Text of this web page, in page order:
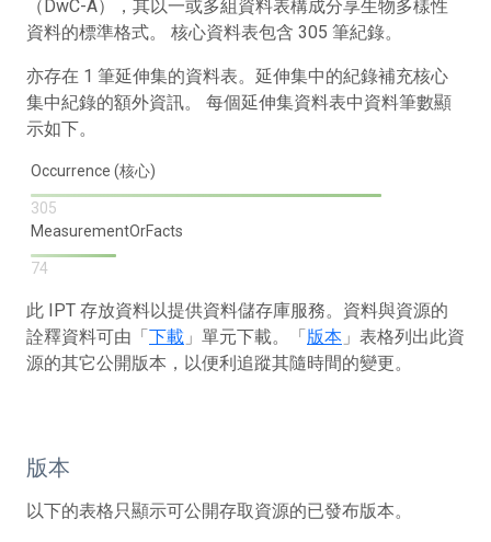
（DwC-A），其以一或多組資料表構成分享生物多樣性
資料的標準格式。 核心資料表包含 305 筆紀錄。
亦存在 1 筆延伸集的資料表。延伸集中的紀錄補充核心
集中紀錄的額外資訊。 每個延伸集資料表中資料筆數顯
示如下。
Occurrence (核心)
305
MeasurementOrFacts
74
此 IPT 存放資料以提供資料儲存庫服務。資料與資源的
詮釋資料可由「下載 」單元下載。「版本 」表格列出此資
源的其它公開版本，以便利追蹤其隨時間的變更。
版本
以下的表格只顯示可公開存取資源的已發布版本。